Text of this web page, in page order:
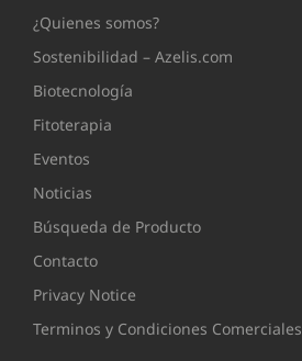
¿Quienes somos?
Sostenibilidad – Azelis.com
Biotecnología
Fitoterapia
Eventos
Noticias
Búsqueda de Producto
Contacto
Privacy Notice
Terminos y Condiciones Comerciales